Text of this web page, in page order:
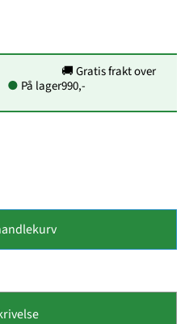
● På lager
🚚 Gratis frakt over
990,-